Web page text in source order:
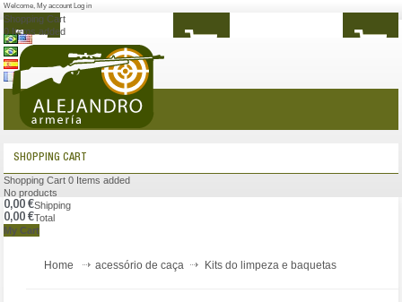
Welcome, My account Log in
Shopping Cart
0 Items added
MENU
SHOPPING CART
Shopping Cart 0 Items added
No products
0,00 €Shipping
0,00 €Total
My Cart
Home acessório de caça Kits do limpeza e baquetas